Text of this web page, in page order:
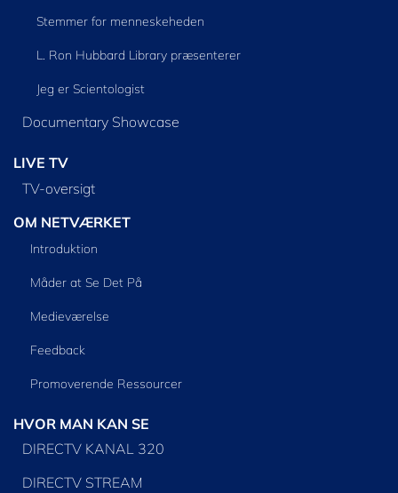
Stemmer for menneskeheden
L. Ron Hubbard Library præsenterer
Jeg er Scientologist
Documentary Showcase
LIVE TV
TV-oversigt
OM NETVÆRKET
Introduktion
Måder at Se Det På
Medieværelse
Feedback
Promoverende Ressourcer
HVOR MAN KAN SE
DIRECTV KANAL 320
DIRECTV STREAM